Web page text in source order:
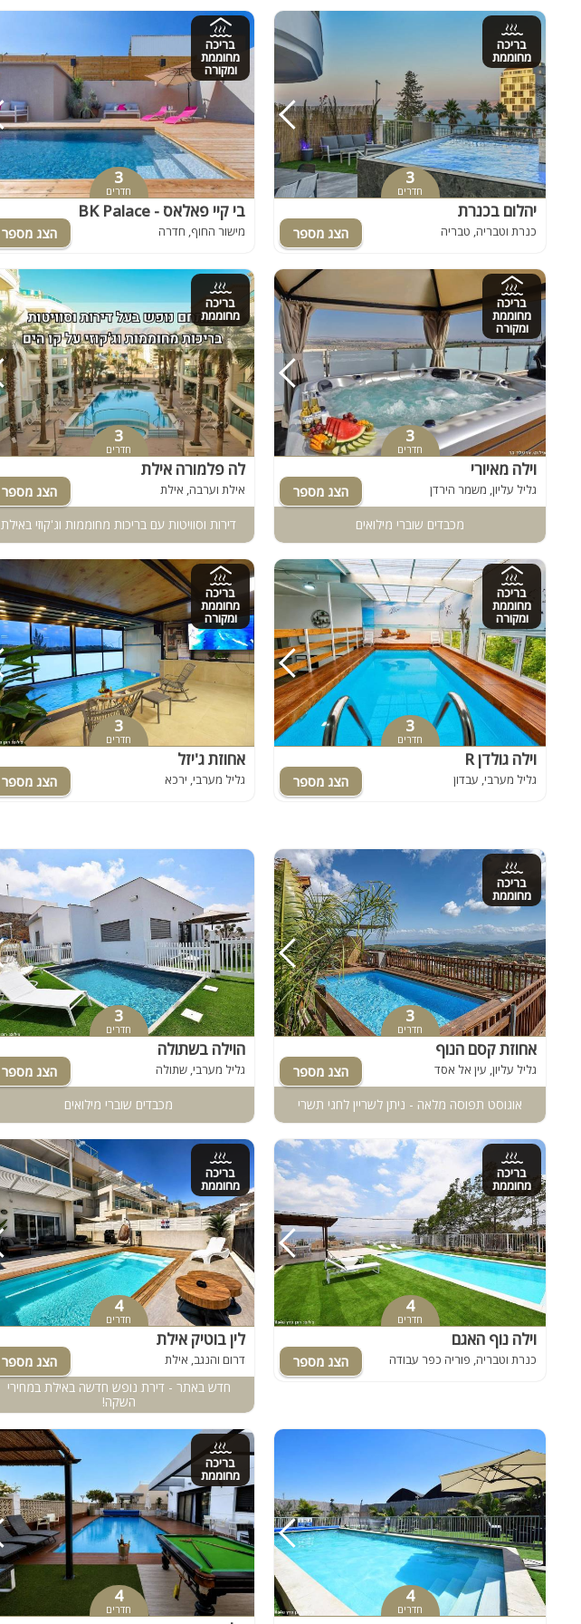
בריכה
מחוממת
3
חדרים
יהלום בכנרת
כנרת וטבריה, טבריה
בריכה
מחוממת
ומקורה
3
חדרים
בי קיי פאלאס - BK Palace
מישור החוף, חדרה
בריכה
מחוממת
ומקורה
3
חדרים
וילה מאיורי
גליל עליון, משמר הירדן
מכבדים שוברי מילואים
בריכה
מחוממת
3
חדרים
לה פלמורה אילת
אילת וערבה, אילת
דירות וסוויטות עם בריכות מחוממות וג'קוזי באילת
בריכה
מחוממת
ומקורה
3
חדרים
וילה גולדן R
גליל מערבי, עבדון
בריכה
מחוממת
ומקורה
3
חדרים
אחוזת ג'יזל
גליל מערבי, ירכא
בריכה
מחוממת
3
חדרים
אחוזת קסם הנוף
גליל עליון, עין אל אסד
אוגוסט תפוסה מלאה - ניתן לשריין לחגי תשרי
3
חדרים
הוילה בשתולה
גליל מערבי, שתולה
מכבדים שוברי מילואים
בריכה
מחוממת
4
חדרים
וילה נוף האגם
כנרת וטבריה, פוריה כפר עבודה
בריכה
מחוממת
4
חדרים
לין בוטיק אילת
דרום והנגב, אילת
חדש באתר - דירת נופש חדשה באילת במחירי
השקה!
4
חדרים
בריכה
מחוממת
4
חדרים